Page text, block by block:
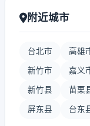
附近城市
台北市 高雄
新竹市 嘉义
新竹县 苗栗
屏东县 台东